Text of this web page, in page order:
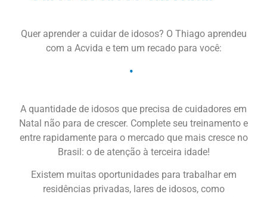
Quer aprender a cuidar de idosos? O Thiago aprendeu
com a Acvida e tem um recado para você:
A quantidade de idosos que precisa de cuidadores em
Natal não para de crescer. Complete seu treinamento e
entre rapidamente para o mercado que mais cresce no
Brasil: o de atenção à terceira idade!
Existem muitas oportunidades para trabalhar em
residências privadas, lares de idosos, como